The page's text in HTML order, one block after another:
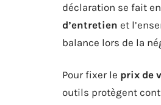
déclaration se fait
d’entretien et
balance lors de la
Pour fixer le prix de
outils protègent